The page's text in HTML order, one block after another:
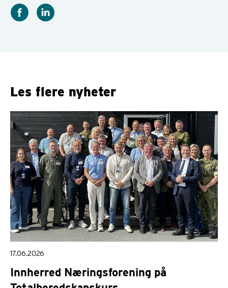
Les flere nyheter
17.06.2026
Innherred Næringsforening på